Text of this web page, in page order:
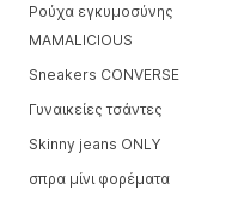
Ρούχα εγκυμοσύνης
MAMALICIOUS
Sneakers CONVERSE
Γυναικείες τσάντες
Skinny jeans ONLY
σπρα μίνι φορέματα